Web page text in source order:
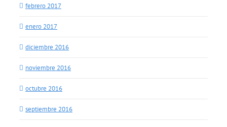
febrero 2017
enero 2017
diciembre 2016
noviembre 2016
octubre 2016
septiembre 2016